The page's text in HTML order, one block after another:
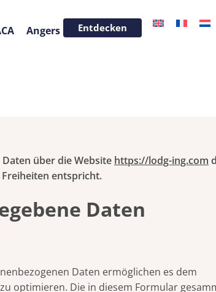
Angers Entdecken
über die Website https://lodg-ing.com
entspricht.
Daten
Daten ermöglichen es dem
optimieren. Die in diesem Formular